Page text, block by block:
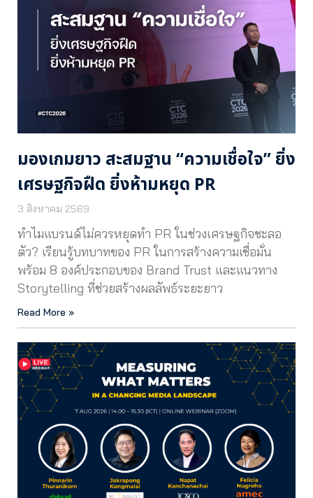
มองเกมยาว สะสมฐาน “ความเชื่อใจ” ยิ่ง
เศรษฐกิจฝืด ยิ่งห้ามหยุด PR
3 สิงหาคม 2569
ทำไมแบรนด์ไม่ควรหยุดทำ PR ในช่วงเศรษฐกิจชะลอ
ตัว? เรียนรู้บทบาทของ PR ในการสร้างความเชื่อมั่น
พร้อม 8 องค์ประกอบของ Brand Trust และแนวทาง
Storytelling ที่ช่วยสร้างผลลัพธ์ระยะยาว
Read More »